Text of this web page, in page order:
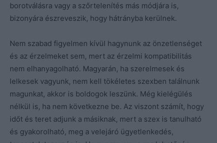
borotválásra vagy a szőrtelenítés más módjára is,
bizonyára észreveszik, hogy hátrányba kerülnek.
Nem szabad figyelmen kívül hagynunk az önzetlenséget
és az érzelmeket sem, mert az érzelmi kompatibilitás
nem elhanyagolható. Magyarán, ha szerelmesek és
lelkesek vagyunk, nem kell tökéletes szexben találnunk
magunkat, akkor is boldogok leszünk. Még kielégülés
nélkül is, ha nem következne be. Az viszont számít, hogy
időt és teret adjunk a másiknak, mert a szex is tanulható
és gyakorolható, meg a velejáró ügyetlenkedés,